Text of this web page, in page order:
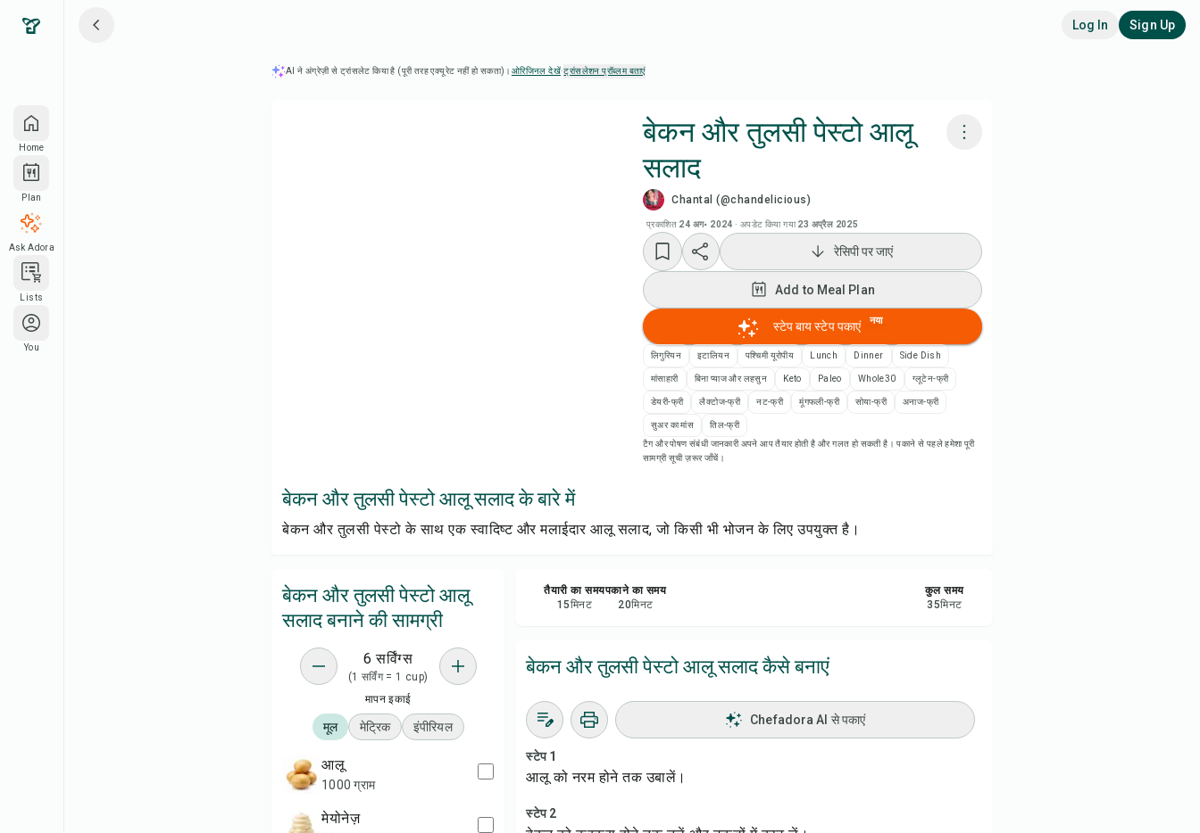
Home
Plan
Ask Adora
Lists
You
Log In Sign Up
AI ने अंग्रेज़ी से ट्रांसलेट किया है (पूरी तरह एक्यूरेट नहीं हो सकता)। ओरिजिनल देखें·ट्रांसलेशन प्रॉब्लम बताएं
बेकन और तुलसी पेस्टो आलू
सलाद
Chantal (@chandelicious)
प्रकाशित 24 अग॰ 2024 ·अपडेट किया गया 23 अप्रैल 2025
Add to Meal Plan
Add to Shopping List
रेसिपी नोट्स
रेसिपी पर जाएं
Add to Meal Plan
स्टेप बाय स्टेप पकाएं नया
लिगुरियन इटालियन पश्चिमी यूरोपीय Lunch Dinner Side Dish
मांसाहारी बिना प्याज और लहसुन Keto Paleo Whole30 ग्लूटेन-फ्री
डेयरी-फ्री लैक्टोज-फ्री नट-फ्री मूंगफली-फ्री सोया-फ्री अनाज-फ्री
सुअर का मांस
तिल-फ्री
टैग और पोषण संबंधी जानकारी अपने आप तैयार होती है और गलत हो सकती है। पकाने से पहले हमेशा पूरी
सामग्री सूची ज़रूर जाँचें।
बेकन और तुलसी पेस्टो आलू सलाद के बारे में
बेकन और तुलसी पेस्टो के साथ एक स्वादिष्ट और मलाईदार आलू सलाद, जो किसी भी भोजन के लिए उपयुक्त है।
बेकन और तुलसी पेस्टो आलू
सलाद बनाने की सामग्री
6 सर्विंग्स
(1 सर्विंग = 1 cup)
मापन इकाई
मूल मेट्रिक इंपीरियल
आलू
1000 ग्राम
मेयोनेज़
तैयारी का समय
15मिनट
पकाने का समय
20मिनट
कुल समय
35मिनट
बेकन और तुलसी पेस्टो आलू सलाद कैसे बनाएं
Chefadora AI से पकाएं
स्टेप 1
आलू को नरम होने तक उबालें।
स्टेप 2